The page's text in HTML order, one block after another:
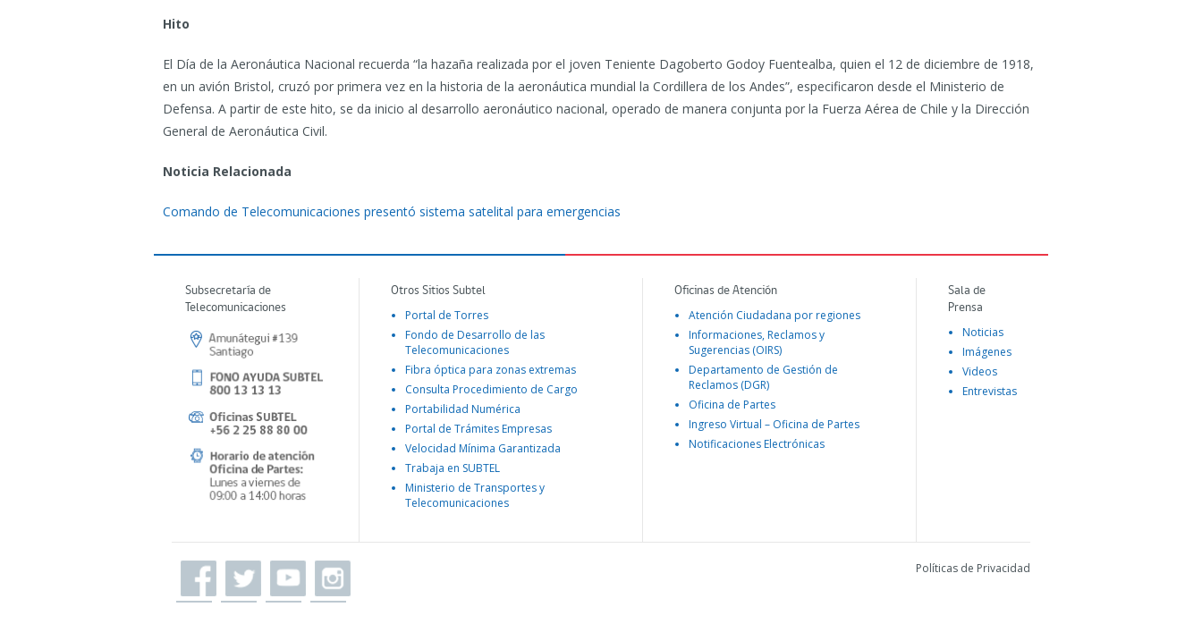
Hito
El Día de la Aeronáutica Nacional recuerda “la hazaña realizada por el joven Teniente Dagoberto Godoy Fuentealba, quien el 12 de diciembre de 1918,
en un avión Bristol, cruzó por primera vez en la historia de la aeronáutica mundial la Cordillera de los Andes”, especificaron desde el Ministerio de
Defensa. A partir de este hito, se da inicio al desarrollo aeronáutico nacional, operado de manera conjunta por la Fuerza Aérea de Chile y la Dirección
General de Aeronáutica Civil.
Noticia Relacionada
Comando de Telecomunicaciones presentó sistema satelital para emergencias
Subsecretaría de
Telecomunicaciones
Otros Sitios Subtel
Portal de Torres
Fondo de Desarrollo de las
Telecomunicaciones
Fibra óptica para zonas extremas
Consulta Procedimiento de Cargo
Portabilidad Numérica
Portal de Trámites Empresas
Velocidad Mínima Garantizada
Trabaja en SUBTEL
Ministerio de Transportes y
Telecomunicaciones
Oficinas de Atención
Atención Ciudadana por regiones
Informaciones, Reclamos y
Sugerencias (OIRS)
Departamento de Gestión de
Reclamos (DGR)
Oficina de Partes
Ingreso Virtual – Oficina de Partes
Notificaciones Electrónicas
Sala de
Prensa
Noticias
Imágenes
Videos
Entrevistas
Políticas de Privacidad